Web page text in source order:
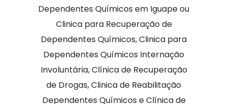
Dependentes Químicos em Iguape ou
Clinica para Recuperação de
Dependentes Químicos, Clinica para
Dependentes Químicos Internação
Involuntária, Clínica de Recuperação
de Drogas, Clinica de Reabilitação
Dependentes Químicos e Clínica de